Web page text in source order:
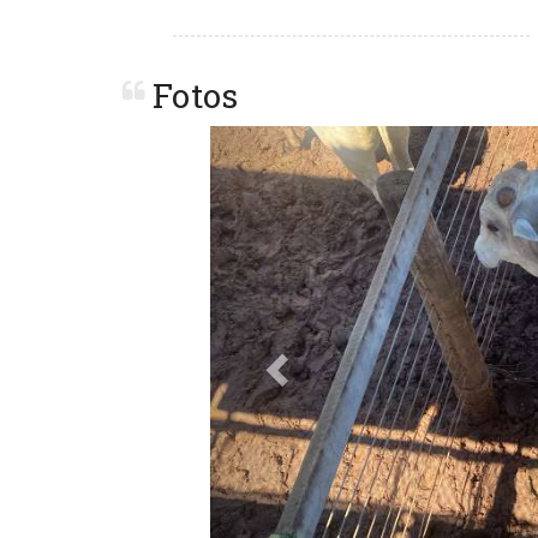
Fotos
Previous